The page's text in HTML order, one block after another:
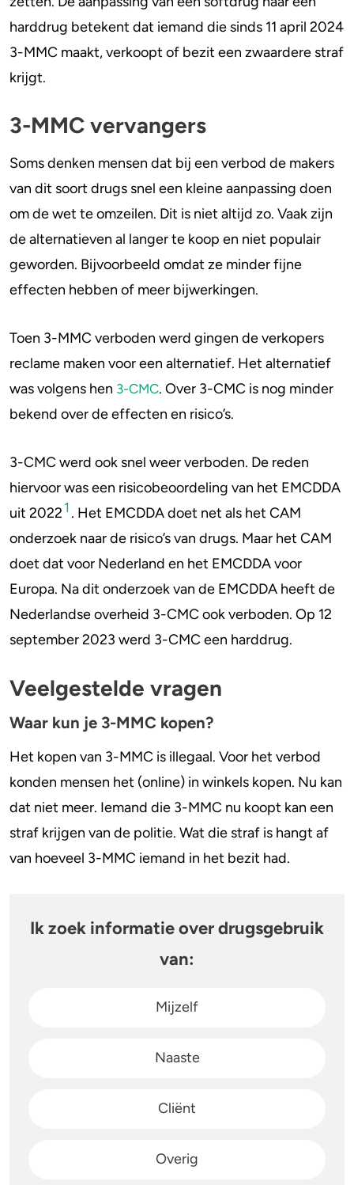
harddrug betekent dat iemand die sinds 11 april 2024
3-MMC maakt, verkoopt of bezit een zwaardere straf
krijgt.
3-MMC vervangers
Soms denken mensen dat bij een verbod de makers
van dit soort drugs snel een kleine aanpassing doen
om de wet te omzeilen. Dit is niet altijd zo. Vaak zijn
de alternatieven al langer te koop en niet populair
geworden. Bijvoorbeeld omdat ze minder fijne
effecten hebben of meer bijwerkingen.
Toen 3-MMC verboden werd gingen de verkopers
reclame maken voor een alternatief. Het alternatief
was volgens hen 3-CMC. Over 3-CMC is nog minder
bekend over de effecten en risico’s.
3-CMC werd ook snel weer verboden. De reden
hiervoor was een risicobeoordeling van het EMCDDA
uit 2022 1 . Het EMCDDA doet net als het CAM
onderzoek naar de risico’s van drugs. Maar het CAM
doet dat voor Nederland en het EMCDDA voor
Europa. Na dit onderzoek van de EMCDDA heeft de
Nederlandse overheid 3-CMC ook verboden. Op 12
september 2023 werd 3-CMC een harddrug.
Veelgestelde vragen
Waar kun je 3-MMC kopen?
Het kopen van 3-MMC is illegaal. Voor het verbod
konden mensen het (online) in winkels kopen. Nu kan
dat niet meer. Iemand die 3-MMC nu koopt kan een
straf krijgen van de politie. Wat die straf is hangt af
van hoeveel 3-MMC iemand in het bezit had.
Ik zoek informatie over drugsgebruik
van:
Mijzelf
Naaste
Cliënt
Overig